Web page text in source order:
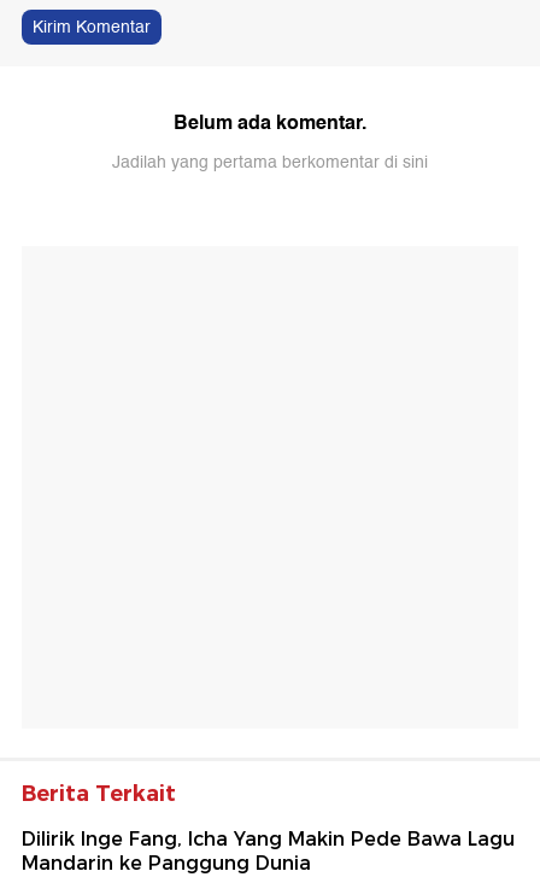
Kirim Komentar
Belum ada komentar.
Jadilah yang pertama berkomentar di sini
Berita Terkait
Dilirik Inge Fang, Icha Yang Makin Pede Bawa Lagu
Mandarin ke Panggung Dunia